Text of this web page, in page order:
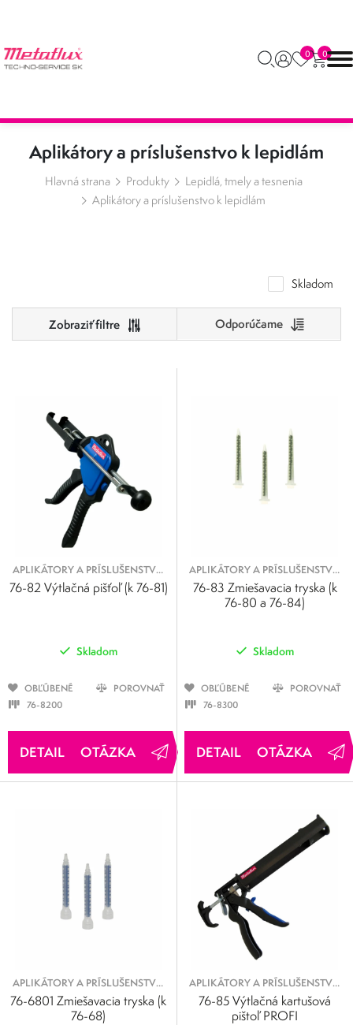
0 0
Aplikátory a príslušenstvo k lepidlám
Hlavná strana Produkty
Lepidlá, tmely a tesnenia
Aplikátory a príslušenstvo k lepidlám
Skladom
Odporúčame
APLIKÁTORY A PRÍSLUŠENSTVO
K LEPIDLÁM
76-82 Výtlačná pišťoľ (k 76-81)
Skladom
OBĽÚBENÉ
POROVNAŤ
76-8200
OTÁZKA
APLIKÁTORY A PRÍSLUŠENSTVO
K LEPIDLÁM
76-83 Zmiešavacia tryska (k
76-80 a 76-84)
Skladom
OBĽÚBENÉ
POROVNAŤ
76-8300
OTÁZKA
APLIKÁTORY A PRÍSLUŠENSTVO
K LEPIDLÁM
76-6801 Zmiešavacia tryska (k
76-68)
APLIKÁTORY A PRÍSLUŠENSTVO
K MAZIVÁM
76-85 Výtlačná kartušová
pištoľ PROFI